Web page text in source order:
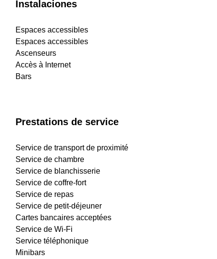
Instalaciones
Espaces accessibles
Espaces accessibles
Ascenseurs
Accès à Internet
Bars
Prestations de service
Service de transport de proximité
Service de chambre
Service de blanchisserie
Service de coffre-fort
Service de repas
Service de petit-déjeuner
Cartes bancaires acceptées
Service de Wi-Fi
Service téléphonique
Minibars